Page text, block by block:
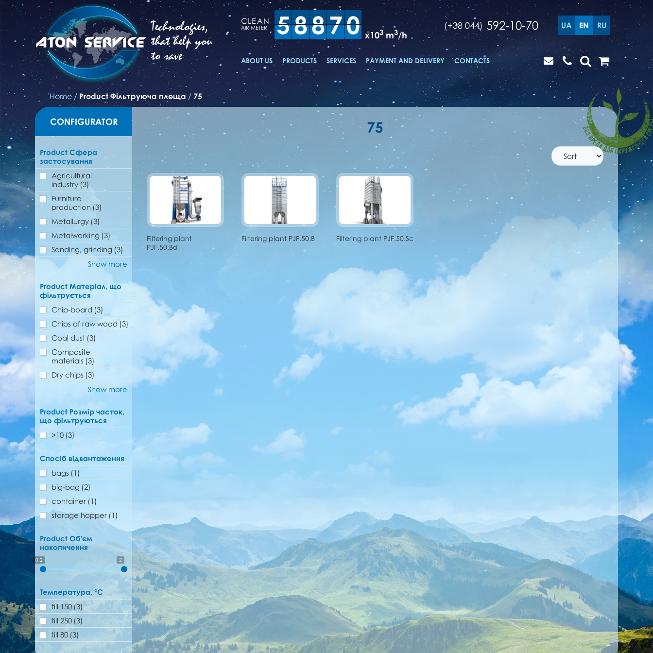
Technologies,
that help you
to save
CLEAN
AIR METER 58870 x103 m3/h
(+38 044) 592-10-70 UA EN RU
ABOUT US PRODUCTS SERVICES PAYMENT AND DELIVERY CONTACTS
Home / Product Фільтруюча площа / 75
CONFIGURATOR
Product Сфера
застосування
Agricultural
industry (3)
Furniture
production (3)
Metallurgy (3)
Metalworking (3)
Sanding, grinding (3)
Show more
Product Матеріал, що
фільтрується
Chip-board (3)
Chips of raw wood (3)
Coal dust (3)
Composite
materials (3)
Dry chips (3)
Show more
Product Розмір часток,
що фільтруються
>10 (3)
Спосіб відвантаження
bags (1)
big-bag (2)
container (1)
storage hopper (1)
Product Об'єм
накопичення
0.2 2
Температура, °C
till 150 (3)
till 250 (3)
till 80 (3)
75
Filtering plant
PJF.50.Bd
Filtering plant PJF.50.B Filtering plant PJF.50.Sc